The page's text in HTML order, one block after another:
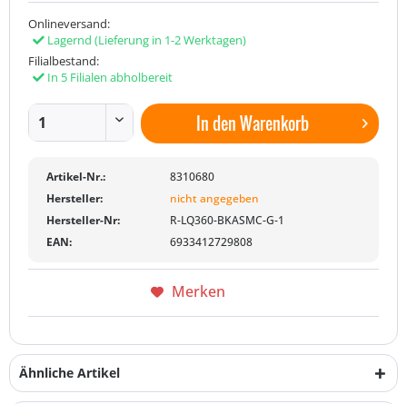
Onlineversand:
Lagernd (Lieferung in 1-2 Werktagen)
Filialbestand:
In 5 Filialen abholbereit
In denWarenkorb
Artikel-Nr.:
8310680
Hersteller:
nicht angegeben
Hersteller-Nr:
R-LQ360-BKASMC-G-1
EAN:
6933412729808
Merken
Ähnliche Artikel